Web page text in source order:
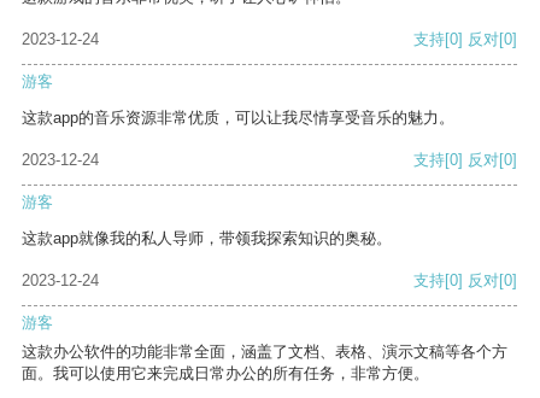
2023-12-24 支持[0] 反对[0]
游客
这款app的音乐资源非常优质，可以让我尽情享受音乐的魅力。
2023-12-24 支持[0] 反对[0]
游客
这款app就像我的私人导师，带领我探索知识的奥秘。
2023-12-24 支持[0] 反对[0]
游客
这款办公软件的功能非常全面，涵盖了文档、表格、演示文稿等各个方
面。我可以使用它来完成日常办公的所有任务，非常方便。